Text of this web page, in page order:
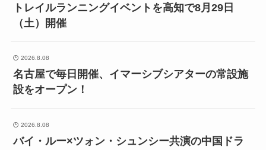
トレイルランニングイベントを高知で8月29日
（土）開催
2026.8.08
名古屋で毎日開催、イマーシブシアターの常設施
設をオープン！
2026.8.08
バイ・ルー×ツォン・シュンシー共演の中国ドラ